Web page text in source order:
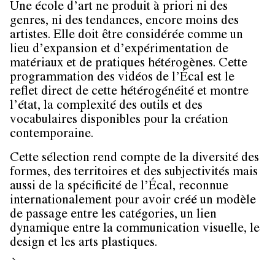
Une école d’art ne produit à priori ni des
genres, ni des tendances, encore moins des
artistes. Elle doit être considérée comme un
lieu d’expansion et d’expérimentation de
matériaux et de pratiques hétérogènes. Cette
programmation des vidéos de l’Écal est le
reflet direct de cette hétérogénéité et montre
l’état, la complexité des outils et des
vocabulaires disponibles pour la création
contemporaine.
Cette sélection rend compte de la diversité des
formes, des territoires et des subjectivités mais
aussi de la spécificité de l’Écal, reconnue
internationalement pour avoir créé un modèle
de passage entre les catégories, un lien
dynamique entre la communication visuelle, le
design et les arts plastiques.